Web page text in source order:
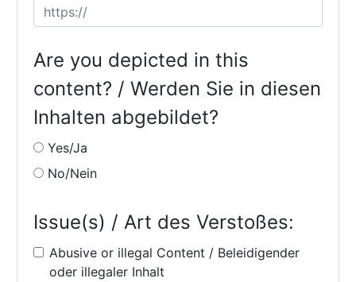
Are you depicted in this
content? / Werden Sie in diesen
Inhalten abgebildet?
Yes/Ja
No/Nein
Issue(s) / Art des Verstoßes:
Abusive or illegal Content / Beleidigender
oder illegaler Inhalt